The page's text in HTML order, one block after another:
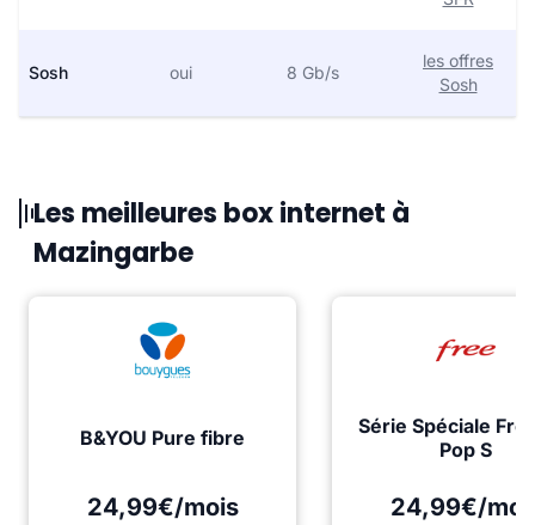
Sosh oui 8 Gb/s
les offres
Sosh
Les meilleures box internet à
Mazingarbe
B&YOU Pure fibre
24,99€/mois
Série Spéciale
Pop S
24,99€/